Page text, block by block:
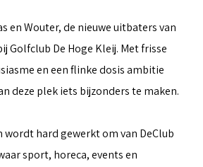
en Wouter, de nieuwe uitbaters van
Golfclub De Hoge Kleij. Met frisse
en een flinke dosis ambitie
deze plek iets bijzonders te maken.
wordt hard gewerkt om van DeClub
sport, horeca, events en